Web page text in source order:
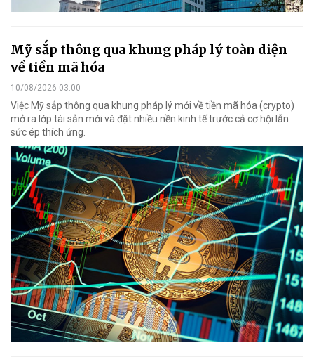
Mỹ sắp thông qua khung pháp lý toàn diện
về tiền mã hóa
10/08/2026 03:00
Việc Mỹ sắp thông qua khung pháp lý mới về tiền mã hóa (crypto)
mở ra lớp tài sản mới và đặt nhiều nền kinh tế trước cả cơ hội lẫn
sức ép thích ứng.